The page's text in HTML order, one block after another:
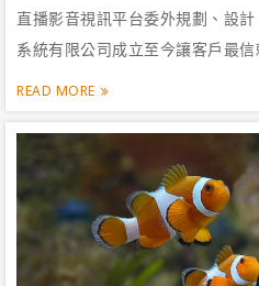
直播影音視訊平台委外規劃、設
系統有限公司成立至今讓客戶最
READ MORE